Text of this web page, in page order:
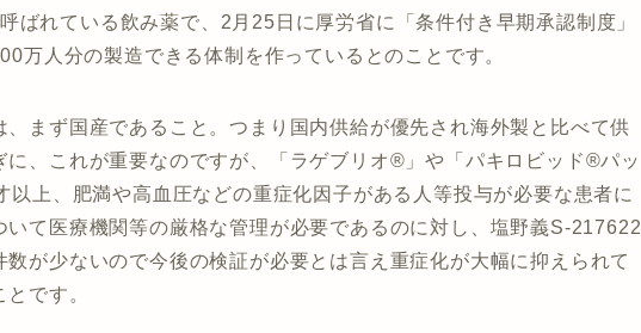
ばれている飲み薬で、2月25日に厚労省に「条件付き早期承認制度」
万人分の製造できる体制を作っているとのことです。
、まず国産であること。つまり国内供給が優先され海外製と比べて供
に、これが重要なのですが、「ラゲブリオ®」や「パキロビッド®パッ
以上、肥満や高血圧などの重症化因子がある人等投与が必要な患者に
いて医療機関等の厳格な管理が必要であるのに対し、塩野義S-217622
が少ないので今後の検証が必要とは言え重症化が大幅に抑えられて
です。